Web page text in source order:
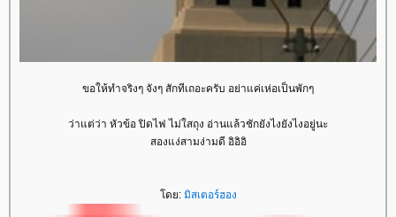
ขอให้ทำจริงๆ จังๆ สักทีเถอะครับ อย่าแค่เห่อเป็นพักๆ
ว่าแต่ว่า หัวข้อ ปิดไฟ ไม่ใสถุง อ่านแล้วชักยังไงยังไงอยู่นะ
สองแง่สามง่ามดี อิอิอิ
ดย: มิสเตอร์ฮอง